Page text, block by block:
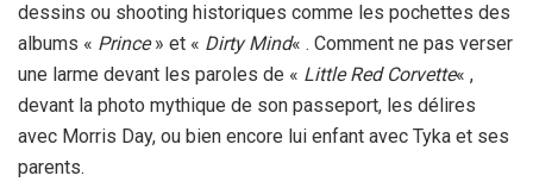
dessins ou shooting historiques comme les pochettes des
albums « Prince» et « Dirty Mind« . Comment ne pas verser
une larme devant les paroles de « Little Red Corvette« ,
devant la photo mythique de son passeport, les délires
avec Morris Day, ou bien encore lui enfant avec Tyka et ses
parents.